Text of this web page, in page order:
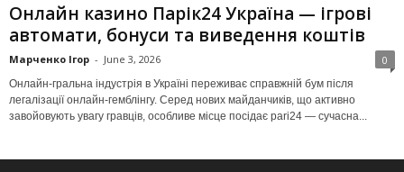
Онлайн казино Парік24 Україна — ігрові
автомати, бонуси та виведення коштів
Марченко Ігор - June 3, 2026 0
Онлайн-гральна індустрія в Україні переживає справжній бум після
легалізації онлайн-гемблінгу. Серед нових майданчиків, що активно
завойовують увагу гравців, особливе місце посідає pari24 — сучасна...